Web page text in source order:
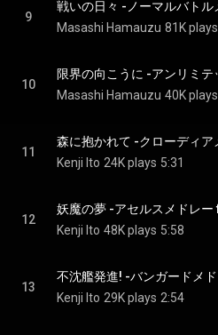
9
Masashi Hamauzu 81K plays
10
Masashi Hamauzu 40K plays
11
Kenji Ito 24K plays 5:31
12
Kenji Ito 48K plays 5:58
13
Kenji Ito 29K plays 2:54